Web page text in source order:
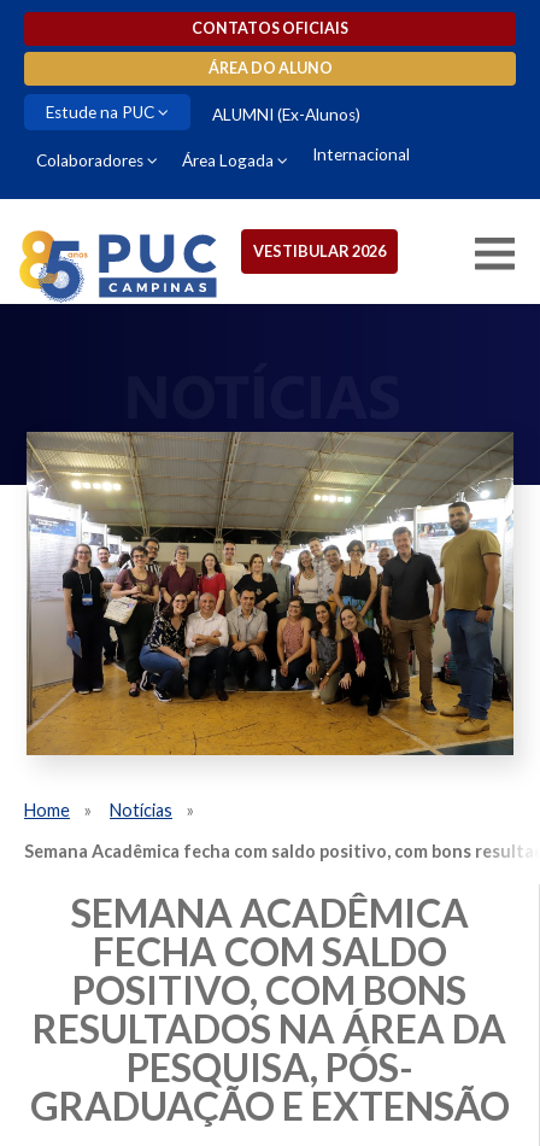
CONTATOS OFICIAIS
ÁREA DO ALUNO
Estude na PUC ALUMNI (Ex-Alunos)
Colaboradores Área Logada Internacional
VESTIBULAR 2026
Home
Notícias
Semana Acadêmica fecha com saldo positivo, com bons
SEMANA ACADÊMICA
FECHA COM SALDO
POSITIVO, COM BONS
RESULTADOS NA ÁREA DA
PESQUISA, PÓS-
GRADUAÇÃO E EXTENSÃO